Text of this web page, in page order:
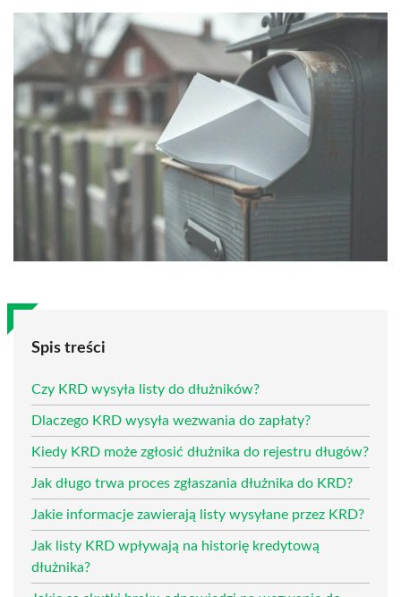
Spis treści
Czy KRD wysyła listy do dłużników?
Dlaczego KRD wysyła wezwania do zapłaty?
Kiedy KRD może zgłosić dłużnika do rejestru długów?
Jak długo trwa proces zgłaszania dłużnika do KRD?
Jakie informacje zawierają listy wysyłane przez KRD?
Jak listy KRD wpływają na historię kredytową
dłużnika?